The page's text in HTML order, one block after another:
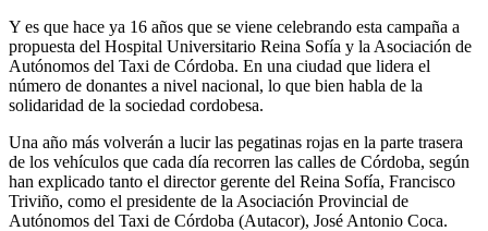
Y es que hace ya 16 años que se viene celebrando esta campaña a
propuesta del Hospital Universitario Reina Sofía y la Asociación de
Autónomos del Taxi de Córdoba. En una ciudad que lidera el
número de donantes a nivel nacional, lo que bien habla de la
solidaridad de la sociedad cordobesa.
Una año más volverán a lucir las pegatinas rojas en la parte trasera
de los vehículos que cada día recorren las calles de Córdoba, según
han explicado tanto el director gerente del Reina Sofía, Francisco
Triviño, como el presidente de la Asociación Provincial de
Autónomos del Taxi de Córdoba (Autacor), José Antonio Coca.